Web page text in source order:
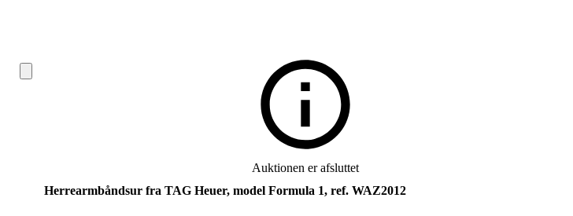
Auktionen er afsluttet
Herrearmbåndsur fra TAG Heuer, model Formula 1, ref. WAZ2012